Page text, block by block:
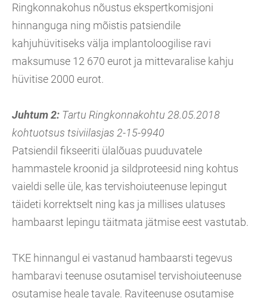
Ringkonnakohus nõustus ekspertkomisjoni
hinnanguga ning mõistis patsiendile
kahjuhüvitiseks välja implantoloogilise ravi
maksumuse 12 670 eurot ja mittevaralise kahju
hüvitise 2000 eurot.
Juhtum 2: Tartu Ringkonnakohtu 28.05.2018
kohtuotsus tsiviilasjas 2-15-9940
Patsiendil fikseeriti ülalõuas puuduvatele
hammastele kroonid ja sildproteesid ning kohtus
vaieldi selle üle, kas tervishoiuteenuse lepingut
täideti korrektselt ning kas ja millises ulatuses
hambaarst lepingu täitmata jätmise eest vastutab.
TKE hinnangul ei vastanud hambaarsti tegevus
hambaravi teenuse osutamisel tervishoiuteenuse
osutamise heale tavale. Raviteenuse osutamise